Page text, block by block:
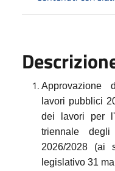
Approvazione
lavori pubblici
dei lavori per
triennale
2026/2028 (ai
legislativo 31